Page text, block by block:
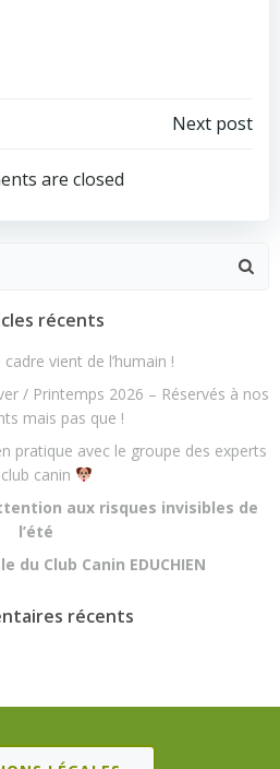
Navigation
de
l’article
Next post
are closed
récents
vient de l’humain !
/ Printemps 2026 – Réservés à nos
mais pas que !
pratique avec le groupe des experts
canin
aux risques invisibles de
l’été
du Club Canin EDUCHIEN
récents